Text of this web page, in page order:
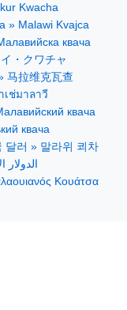
Kwacha
» Malawi Kvajca
квача
・クワチャ
马拉维克瓦查
เช่มาลาวี
квача
квача
달러 » 말라위 쾨차
الدولار
Κουάτσα